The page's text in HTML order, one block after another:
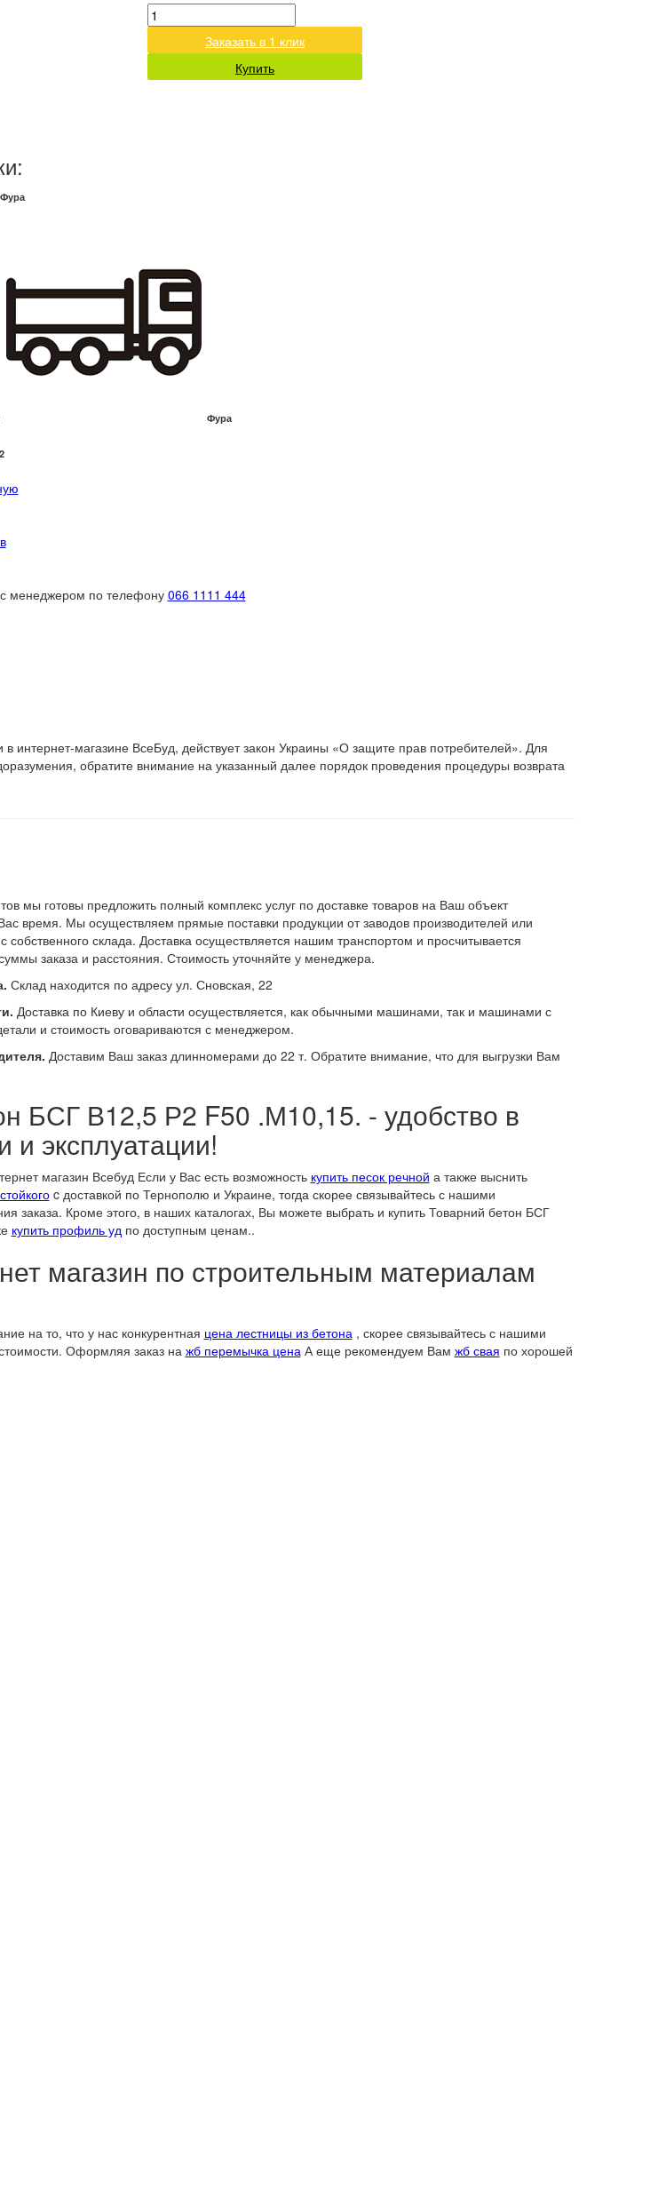
Заказать в 1 клик
Купить
Фура
Фура
с менеджером по телефону 066 1111 444
интернет-магазине ВсеБуд, действует закон Украины «О защите прав потребителей». Для
обратите внимание на указанный далее порядок проведения процедуры возврата
мы готовы предложить полный комплекс услуг по доставке товаров на Ваш объект
время. Мы осуществляем прямые поставки продукции от заводов производителей или
собственного склада. Доставка осуществляется нашим транспортом и просчитывается
заказа и расстояния. Стоимость уточняйте у менеджера.
Склад находится по адресу ул. Сновская, 22
Доставка по Киеву и области осуществляется, как обычными машинами, так и машинами с
и стоимость оговариваются с менеджером.
Доставим Ваш заказ длинномерами до 22 т. Обратите внимание, что для выгрузки Вам
БСГ В12,5 Р2 F50 .М10,15. - удобство в
и эксплуатации!
магазин Всебуд Если у Вас есть возможность купить песок речной а также выснить
c доставкой по Тернополю и Украине, тогда скорее связывайтесь с нашими
заказа. Кроме этого, в наших каталогах, Вы можете выбрать и купить Товарний бетон БСГ
купить профиль удпо доступным ценам..
магазин по строительным материалам
на то, что у нас конкурентная цена лестницы из бетона, скорее связывайтесь с нашими
Оформляя заказ нажб перемычка ценаА еще рекомендуем Вам жб свая по хорошей